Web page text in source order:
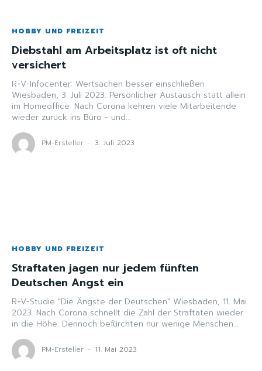
HOBBY UND FREIZEIT
Diebstahl am Arbeitsplatz ist oft nicht
versichert
R+V-Infocenter: Wertsachen besser einschließen
Wiesbaden, 3. Juli 2023. Persönlicher Austausch statt allein
im Homeoffice: Nach Corona kehren viele Mitarbeitende
wieder zurück ins Büro - und...
PM-Ersteller - 3. Juli 2023
HOBBY UND FREIZEIT
Straftaten jagen nur jedem fünften
Deutschen Angst ein
R+V-Studie "Die Ängste der Deutschen" Wiesbaden, 11. Mai
2023. Nach Corona schnellt die Zahl der Straftaten wieder
in die Höhe. Dennoch befürchten nur wenige Menschen...
PM-Ersteller - 11. Mai 2023